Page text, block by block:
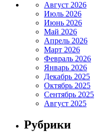
Август 2026
Июль 2026
Июнь 2026
Май 2026
Апрель 2026
Март 2026
Февраль 2026
Январь 2026
Декабрь 2025
Октябрь 2025
Сентябрь 2025
Август 2025
Рубрики